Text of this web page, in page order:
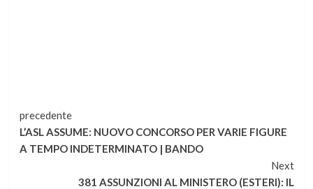
Continua
a
leggere
precedente
L’ASL ASSUME: NUOVO CONCORSO PER VARIE FIGURE
A TEMPO INDETERMINATO | BANDO
Next
381 ASSUNZIONI AL MINISTERO (ESTERI): IL